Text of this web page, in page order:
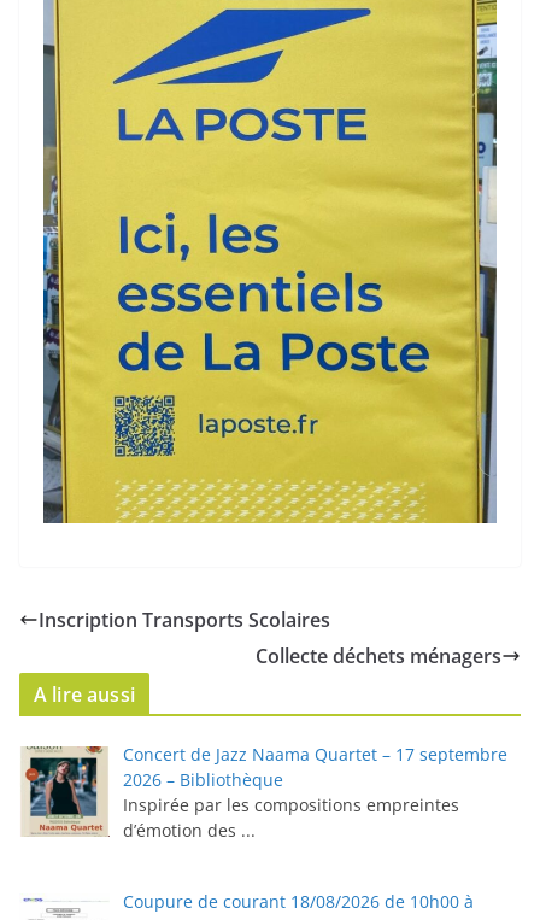
Inscription Transports Scolaires
Collecte déchets ménagers
A lire aussi
Concert de Jazz Naama Quartet – 17 septembre
2026 – Bibliothèque
Inspirée par les compositions empreintes
d’émotion des ...
Coupure de courant 18/08/2026 de 10h00 à